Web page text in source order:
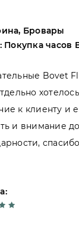
Бровары
Покупка часов
Bovet
к клиенту и
и внимание